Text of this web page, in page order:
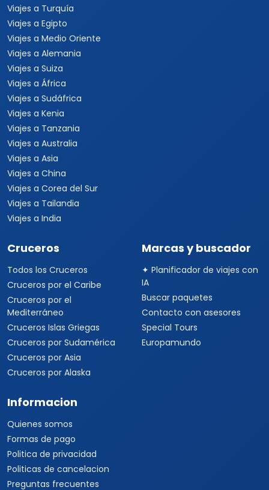
Viajes a Turquía
Viajes a Egipto
Viajes a Medio Oriente
Viajes a Alemania
Viajes a Suiza
Viajes a África
Viajes a Sudáfrica
Viajes a Kenia
Viajes a Tanzania
Viajes a Australia
Viajes a Asia
Viajes a China
Viajes a Corea del Sur
Viajes a Tailandia
Viajes a India
Cruceros
Todos los Cruceros
Cruceros por el Caribe
Cruceros por el
Mediterráneo
Cruceros Islas Griegas
Cruceros por Sudamérica
Cruceros por Asia
Cruceros por Alaska
Marcas y buscador
✦ Planificador de viajes con
IA
Buscar paquetes
Contacto con asesores
Special Tours
Europamundo
Informacion
Quienes somos
Formas de pago
Politica de privacidad
Politicas de cancelacion
Preguntas frecuentes